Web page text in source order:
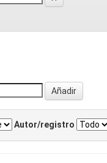
Autor/registro